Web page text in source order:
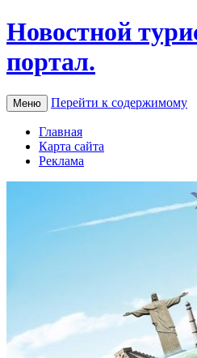
Новостной
портал.
Меню Перейти к содержимому
Главная
Карта сайта
Реклама